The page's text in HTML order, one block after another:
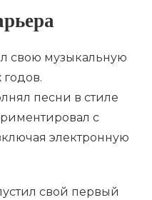
свою музыкальную
годов.
песни в стиле
с
электронную
свой первый